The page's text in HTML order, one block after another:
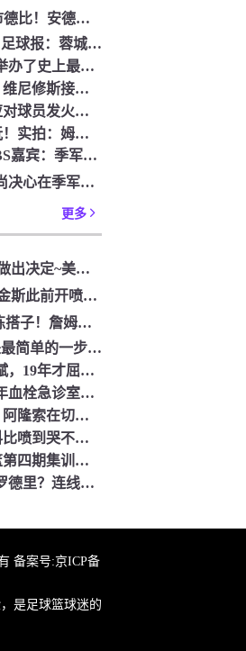
【值得一看】第4轮曼市德比！安德森：从我知道曼市，曼城就是这
【精彩资讯】7月不胜！足球报：蓉城双冠王梦碎，近期成绩下滑要
【足球】特朗普：我们举办了史上最成功的一届世界杯
[体育视频]卧槽你是谁？维尼修斯接受下巴轮廓医美塑形，突然变
[世界杯]阿根廷总统回应对球员发火传言：我疯了才怪球员？全是
[体育头条]迈阿密真好玩！实拍：姆巴佩和女友被路人拍到在夜店
[今日视频]你认同吗❓️CBS嘉宾：季军赛的数据不应算进去，
【好看推荐】队报：德尚决心在季军赛体面告别，不希望以两连败收
更多
【体育资讯】詹姆斯已做出决定~美记：NBA预计会如期公布新赛
【集锦】没有老詹！帕金斯此前开喷：湖人靠东契奇和里夫斯没人会
[体育头条]多年夏季训练搭子！詹姆斯此前已经和马克西一同训练
【有道理嘛?】签字只是最简单的一步！米兰继续补充生力军！
【锡安】莫兰特这种天赋，19年才屈居第二，原来是出了锡安这个
【球迷看点】波什：15年血栓急诊室吸氧看到球队交易，我仍想复
[你怎么看？]青年才俊！阿隆索在切尔西上任后的第七堂训练课！
[篮球]林书豪此前：被科比喷到哭不是真的，但我和他曾五个月没
[球迷报道]中国三人女篮第四期集训开启 全力备战亚运会&奥运
【集锦】布斯克茨还是罗德里？连线博斯克：大师的选择会是谁？
备案号:京ICP备
是足球篮球迷的